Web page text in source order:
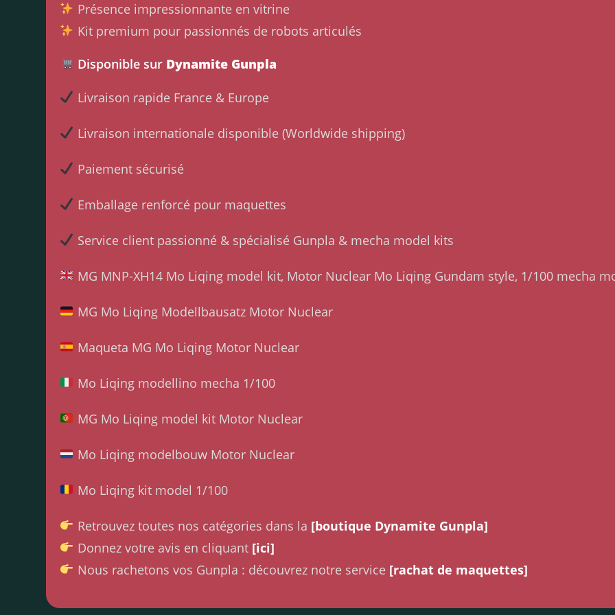
Présence impressionnante en vitrine
Kit premium pour passionnés de robots articulés
Disponible sur Dynamite Gunpla
Livraison rapide France & Europe
Livraison internationale disponible (Worldwide shipping)
Paiement sécurisé
Emballage renforcé pour maquettes
Service client passionné & spécialisé Gunpla & mecha model kits
MG MNP-XH14 Mo Liqing model kit, Motor Nuclear Mo Liqing Gundam style, 1/100 mecha
MG Mo Liqing Modellbausatz Motor Nuclear
Maqueta MG Mo Liqing Motor Nuclear
Mo Liqing modellino mecha 1/100
MG Mo Liqing model kit Motor Nuclear
Mo Liqing modelbouw Motor Nuclear
Mo Liqing kit model 1/100
Retrouvez toutes nos catégories dans la [boutique Dynamite Gunpla]
Donnez votre avis en cliquant [ici]
Nous rachetons vos Gunpla : découvrez notre service [rachat de maquettes]